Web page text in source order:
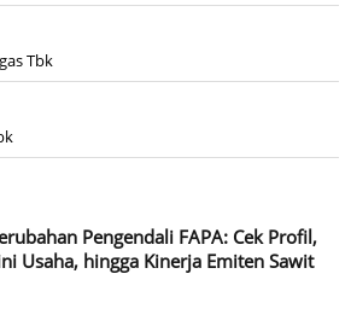
Tbk
Pengendali FAPA: Cek Profil,
Usaha, hingga Kinerja Emiten Sawit